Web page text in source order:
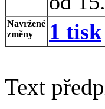
Navržené
změny
1 tisk
Text